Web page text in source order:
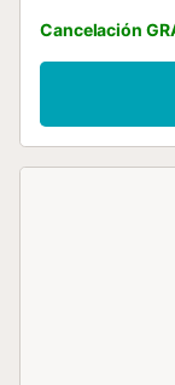
con cama de
se distribuyen
y los otros dos
escalera en la
debajo del
Cancelación